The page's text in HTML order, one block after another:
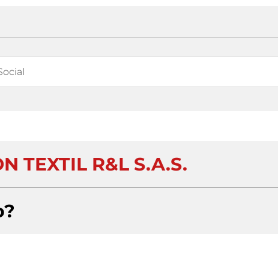
TEXTIL R&L S.A.S.